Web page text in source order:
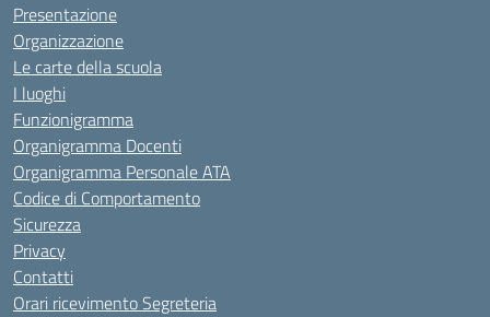
Presentazione
Organizzazione
Le carte della scuola
I luoghi
Funzionigramma
Organigramma Docenti
Organigramma Personale ATA
Codice di Comportamento
Sicurezza
Privacy
Contatti
Orari ricevimento Segreteria